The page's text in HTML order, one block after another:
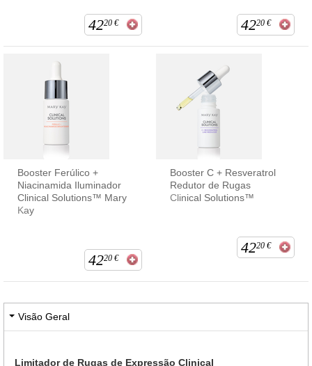
4220 € 4220 €
Booster Ferúlico +
Niacinamida Iluminador
Clinical Solutions™ Mary
Kay
4220 €
Booster C + Resveratrol
Redutor de Rugas
Clinical Solutions™
4220 €
Visão Geral
Limitador de Rugas de Expressão Clinical